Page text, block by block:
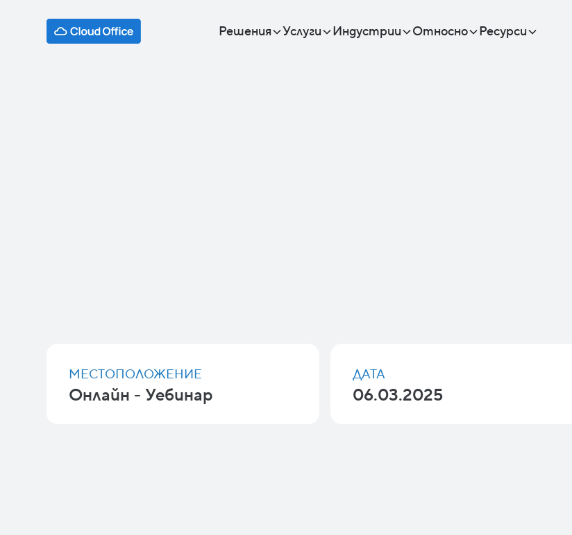
Решения Услуги Индустрии Относно Ресурси
МЕСТОПОЛОЖЕНИЕ
Онлайн - Уебинар
ДАТА
06.03.2025